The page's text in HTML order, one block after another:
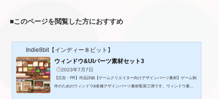
■このページを閲覧した方におすすめ
Indie8bit【インディー８ビット】
ウィンドウ&UIパーツ素材セット3
2023年7月7日
【広告・PR】作品詳細【ゲームクリエイター向けデザインパーツ素材】ゲーム制
作のためのウィンドウ&各種デザインパーツ素材集第三弾です。ウィンドウ素材